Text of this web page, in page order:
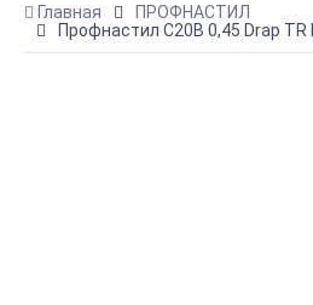
Главная
ПРОФНАСТИЛ
Профнастил C20B 0,45 Drap TR